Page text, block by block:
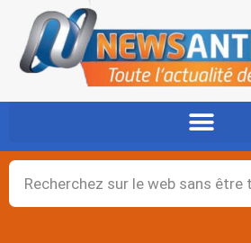
contenu
Rechercher